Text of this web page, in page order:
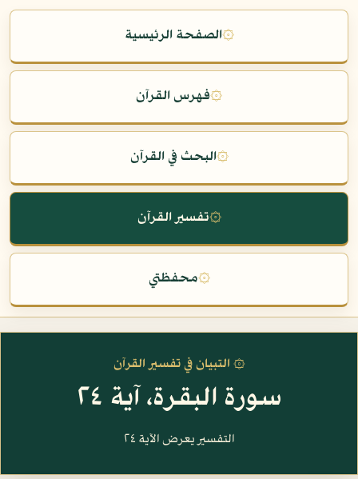
۞الصفحة الرئيسية
۞فهرس القرآن
۞البحث في القرآن
۞تفسير القرآن
۞محفظتي
۞ التبيان في تفسير القرآن
سورة البقرة، آية ٢٤
التفسير يعرض الآية ٢٤